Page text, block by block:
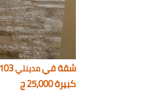
شقة فيمدينتي103 م
كبيرة 25,000 ج